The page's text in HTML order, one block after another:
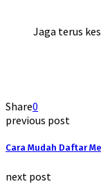
Jaga terus
Share0
previous post
Cara Mudah Daftar
next post